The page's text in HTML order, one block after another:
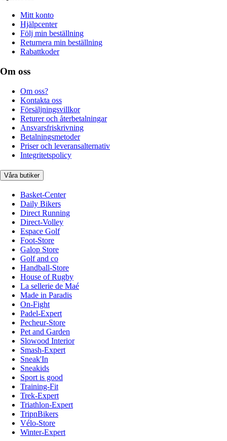
Mitt konto
Hjälpcenter
Följ min beställning
Returnera min beställning
Rabattkoder
Om oss
Om oss?
Kontakta oss
Försäljningsvillkor
Returer och återbetalningar
Ansvarsfriskrivning
Betalningsmetoder
Priser och leveransalternativ
Integritetspolicy
Våra butiker
Basket-Center
Daily Bikers
Direct Running
Direct-Volley
Espace Golf
Foot-Store
Galop Store
Golf and co
Handball-Store
House of Rugby
La sellerie de Maé
Made in Paradis
On-Fight
Padel-Expert
Pecheur-Store
Pet and Garden
Slowood Interior
Smash-Expert
Sneak'In
Sneakids
Sport is good
Training-Fit
Trek-Expert
Triathlon-Expert
TripnBikers
Vélo-Store
Winter-Expert